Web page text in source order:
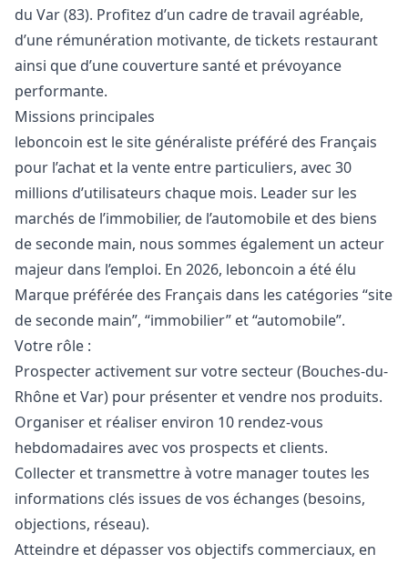
du Var (83). Profitez d’un cadre de travail agréable,
d’une rémunération motivante, de tickets restaurant
ainsi que d’une couverture santé et prévoyance
performante.
Missions principales
leboncoin est le site généraliste préféré des Français
pour l’achat et la vente entre particuliers, avec 30
millions d’utilisateurs chaque mois. Leader sur les
marchés de l’immobilier, de l’automobile et des biens
de seconde main, nous sommes également un acteur
majeur dans l’emploi. En 2026, leboncoin a été élu
Marque préférée des Français dans les catégories “site
de seconde main”, “immobilier” et “automobile”.
Votre rôle :
Prospecter activement sur votre secteur (Bouches-du-
Rhône et Var) pour présenter et vendre nos produits.
Organiser et réaliser environ 10 rendez-vous
hebdomadaires avec vos prospects et clients.
Collecter et transmettre à votre managertoutes les
informations clés issues de vos échanges (besoins,
objections, réseau).
Atteindre et dépasser vos objectifs commerciaux, en